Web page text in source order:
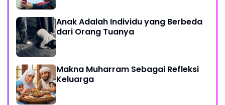
Anak Adalah Individu yang Berbeda
dari Orang Tuanya
Makna Muharram Sebagai Refleksi
Keluarga